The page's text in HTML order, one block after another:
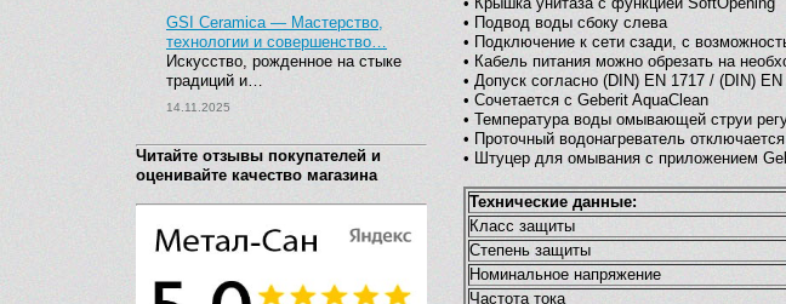
GSI Ceramica — Мастерство,
технологии и совершенство…
Искусство, рожденное на стыке
традиций и…
14.11.2025
Читайте отзывы покупателей и
оценивайте качество магазина
• Подвод воды сбоку слева
• Подключение к сети сзади, с
• Кабель питания можно обрезать на
• Допуск согласно (DIN) EN 1717 / (DIN) EN
• Сочетается с Geberit AquaClean
• Температура воды омывающей струи
• Проточный водонагреватель
• Штуцер для омывания с приложением
Технические данные:
Класс защиты
Степень защиты
Номинальное напряжение
Частота тока